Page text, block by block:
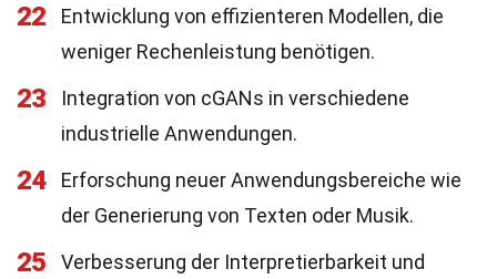
22
Entwicklung von effizienteren Modellen, die
weniger Rechenleistung benötigen.
23
Integration von cGANs in verschiedene
industrielle Anwendungen.
24
Erforschung neuer Anwendungsbereiche wie
der Generierung von Texten oder Musik.
25
Verbesserung der Interpretierbarkeit und